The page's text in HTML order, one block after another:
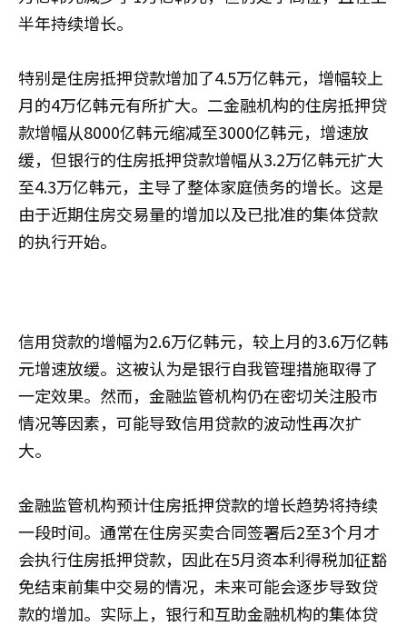
半年持续增长。
特别是住房抵押贷款增加了4.5万亿韩元，增幅较上
月的4万亿韩元有所扩大。二金融机构的住房抵押贷
款增幅从8000亿韩元缩减至3000亿韩元，增速放
缓，但银行的住房抵押贷款增幅从3.2万亿韩元扩大
至4.3万亿韩元，主导了整体家庭债务的增长。这是
由于近期住房交易量的增加以及已批准的集体贷款
的执行开始。
信用贷款的增幅为2.6万亿韩元，较上月的3.6万亿韩
元增速放缓。这被认为是银行自我管理措施取得了
一定效果。然而，金融监管机构仍在密切关注股市
情况等因素，可能导致信用贷款的波动性再次扩
大。
金融监管机构预计住房抵押贷款的增长趋势将持续
一段时间。通常在住房买卖合同签署后2至3个月才
会执行住房抵押贷款，因此在5月资本利得税加征豁
免结束前集中交易的情况，未来可能会逐步导致贷
款的增加。实际上，银行和互助金融机构的集体贷